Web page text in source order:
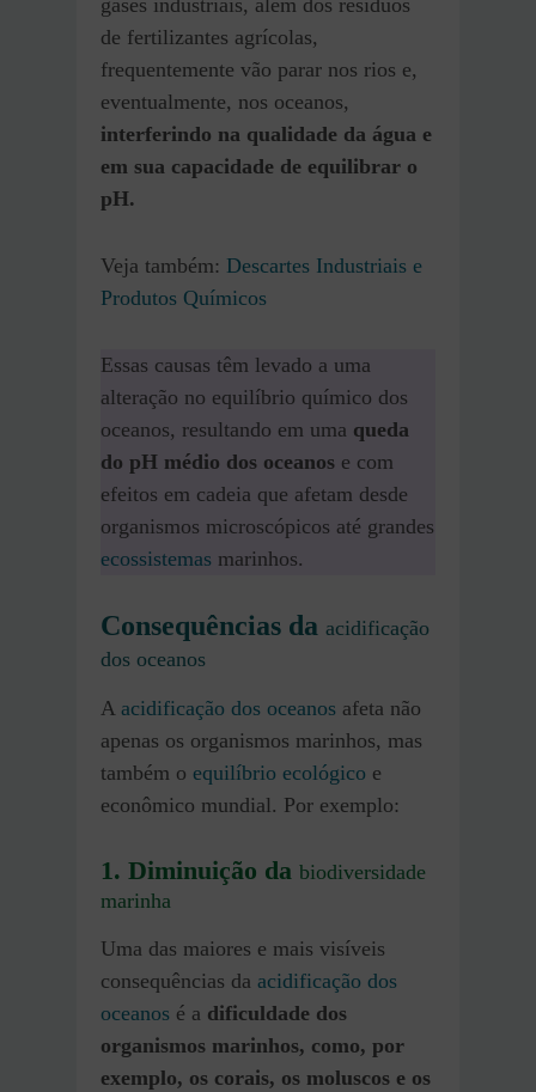
de fertilizantes agrícolas,
frequentemente vão parar nos rios e,
eventualmente, nos oceanos,
interferindo na qualidade da água e
em sua capacidade de equilibrar o
pH.
Veja também: Descartes Industriais e
Produtos Químicos
Essas causas têm levado a uma
alteração no equilíbrio químico dos
oceanos, resultando em uma queda
do pH médio dos oceanos e com
efeitos em cadeia que afetam desde
organismos microscópicos até grandes
ecossistemas marinhos.
Consequências da acidificação
dos oceanos
A acidificação dos oceanos afeta não
apenas os organismos marinhos, mas
também o equilíbrio ecológico e
econômico mundial. Por exemplo:
1. Diminuição da biodiversidade
marinha
Uma das maiores e mais visíveis
consequências da acidificação dos
oceanos é a dificuldade dos
organismos marinhos, como, por
exemplo, os corais, os moluscos e os